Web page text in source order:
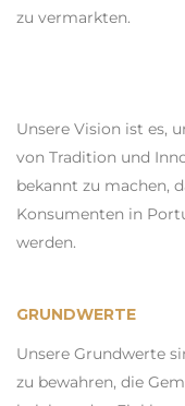
zu vermarkten.
Unsere Vision ist es,
von Tradition und
bekannt zu machen,
Konsumenten in
werden.
GRUNDWERTE
Unsere Grundwerte
zu bewahren, die